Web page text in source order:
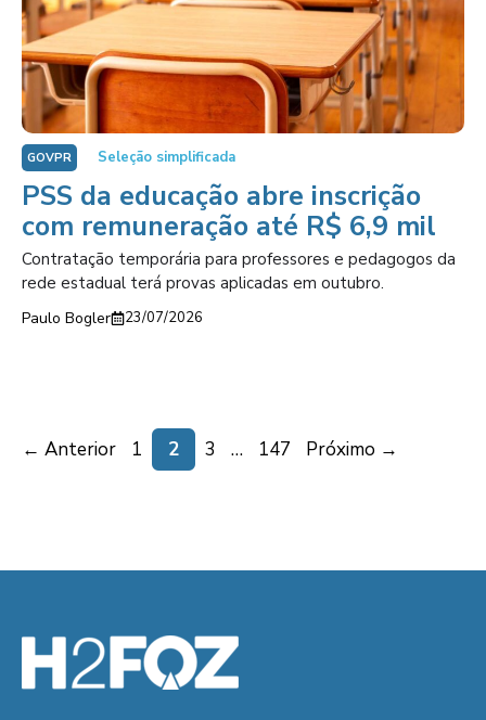
GOVPR Seleção simplificada
PSS da educação abre inscrição
com remuneração até R$ 6,9 mil
Contratação temporária para professores e pedagogos da
rede estadual terá provas aplicadas em outubro.
Paulo Bogler 23/07/2026
← Anterior Page
1 Page
2 Page
3 … Page
147 Próximo →